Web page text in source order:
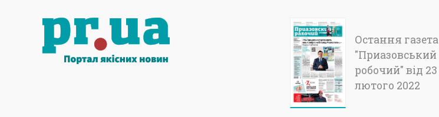
Остання газета
"Приазовський
робочий" від 23
лютого 2022